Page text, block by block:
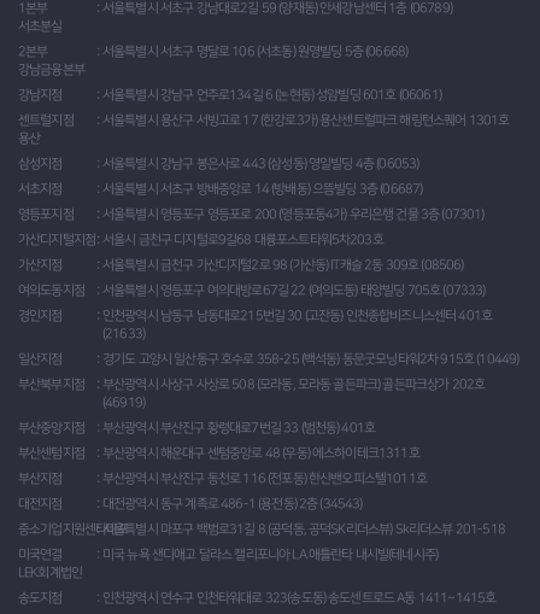
1본부
서초분실
서울특별시 서초구 강남대로2길 59 (양재동) 안세강남센터 1층 (06789)
2본부
강남금융본부
서울특별시 서초구 명달로 106 (서초동) 원영빌딩 5층 (06668)
강남지점
서울특별시 강남구 언주로134길 6 (논현동) 성암빌딩 601호 (06061)
센트럴지점
용산
서울특별시 용산구 서빙고로 17 (한강로3가) 용산센트럴파크 해링턴스퀘어 1301호
삼성지점
서울특별시 강남구 봉은사로 443 (삼성동) 영일빌딩 4층 (06053)
서초지점
서울특별시 서초구 방배중앙로 14 (방배동) 으뜸빌딩 3층 (06687)
영등포지점
서울특별시 영등포구 영등포로 200 (영등포동4가) 우리은행 건물 3층 (07301)
가산디지털지점 서울시 금천구 디지털로9길68 대륭포스트타워5차203호
가산지점
서울특별시 금천구 가산디지털2로 98 (가산동) IT캐슬 2동 309호 (08506)
여의도동지점
서울특별시 영등포구 여의대방로67길 22 (여의도동) 태양빌딩 705호 (07333)
경인지점
인천광역시 남동구 남동대로215번길 30 (고잔동) 인천종합비즈니스센터 401호
(21633)
일산지점
경기도 고양시 일산동구 호수로 358-25 (백석동) 동문굿모닝타워2차 915호 (10449)
부산북부지점
부산광역시 사상구 사상로 508 (모라동, 모라동 골든파크) 골든파크상가 202호
(46919)
부산중앙지점
부산광역시 부산진구 황령대로7번길 33 (범천동) 401호
부산센텀지점
부산광역시 해운대구 센텀중앙로 48 (우동) 에스하이테크1311호
부산지점
부산광역시 부산진구 동천로 116 (전포동) 한신밴오피스텔1011호
대전지점
대전광역시 동구 계족로 486-1 (용전동) 2층 (34543)
중소기업지원센타마포서울특별시 마포구 백범로31길 8 (공덕동, 공덕SK리더스뷰) Sk리더스뷰 201-518
미국연결
LEK회계법인
미국 뉴욕 샌디애고 달라스 캘리포니아 LA 애틀란타 내시빌(테네시주)
송도지점 인천광역시 연수구 인천타워대로 323(송도동) 송도센트로드 A동 1411~1415호